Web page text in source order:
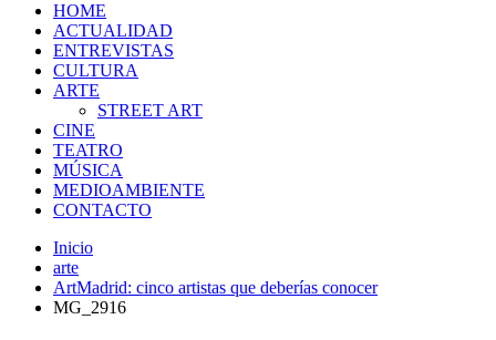
HOME
ACTUALIDAD
ENTREVISTAS
CULTURA
ARTE
STREET ART
CINE
TEATRO
MÚSICA
MEDIOAMBIENTE
CONTACTO
Inicio
arte
ArtMadrid: cinco artistas que deberías conocer
MG_2916